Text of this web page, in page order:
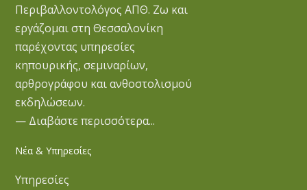
Περιβαλλοντολόγος ΑΠΘ. Ζω και
εργάζομαι στη Θεσσαλονίκη
παρέχοντας υπηρεσίες
κηπουρικής, σεμιναρίων,
αρθρογράφου και ανθοστολισμού
εκδηλώσεων.
— Διαβάστε περισσότερα...
Νέα & Υπηρεσίες
Υπηρεσίες